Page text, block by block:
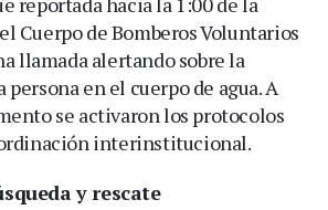
Cuerpo de Bomberos Voluntarios
llamada alertando sobre la
en el cuerpo de agua. A
se activaron los protocolos
interinstitucional.
y rescate